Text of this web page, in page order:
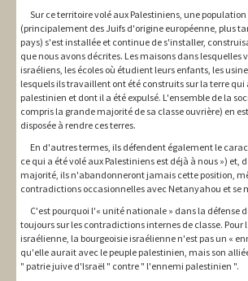
Sur ce territoire volé aux Palestiniens, une
(principalement des Juifs d'origine européenne, plus
pays) s'est installée et continue de s'installer,
que nous avons décrites. Les maisons dans lesquelles
israéliens, les écoles où étudient leurs enfants, les
lesquels ils travaillent ont été construits sur la terre qui
palestinien et dont il a été expulsé. L'ensemble de la
compris la grande majorité de sa classe ouvrière) en
disposée à rendre ces terres.
En d'autres termes, ils défendent également le
ce qui a été volé aux Palestiniens est déjà à nous ») et,
majorité, ils n'abandonneront jamais cette position,
contradictions occasionnelles avec Netanyahou et se
C'est pourquoi l'« unité nationale » dans la défense
toujours sur les contradictions internes de classe. Pour
israélienne, la bourgeoisie israélienne n'est pas un «
qu'elle aurait avec le peuple palestinien, mais son
" patrie juive d'Israël " contre " l'ennemi palestinien ".